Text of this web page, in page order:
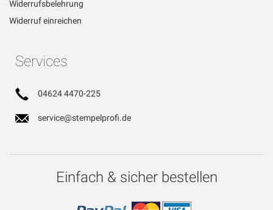
Widerrufsbelehrung
Widerruf einreichen
Services
04624 4470-225
service@stempelprofi.de
Einfach & sicher bestellen